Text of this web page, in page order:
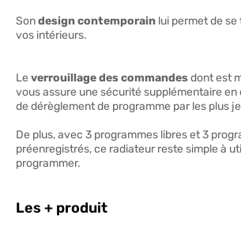
Sondesign contemporain lui permet de
vos intérieurs.
Le verrouillage des commandesdont est
vous assure une sécurité supplémentaire
de dérèglement de programme par les plus
De plus, avec 3 programmes libres et 3
préenregistrés, ce radiateur reste simple à
programmer.
Les + produit